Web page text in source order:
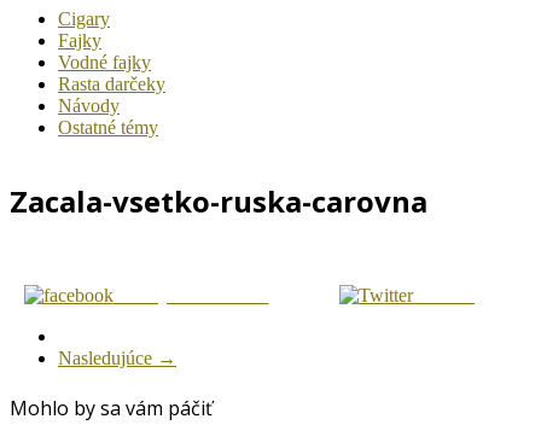
Cigary
Fajky
Vodné fajky
Rasta darčeky
Návody
Ostatné témy
Zacala-vsetko-ruska-carovna
Zdielaj na Facebook Tweetni
Nasledujúce →
Mohlo by sa vám páčiť